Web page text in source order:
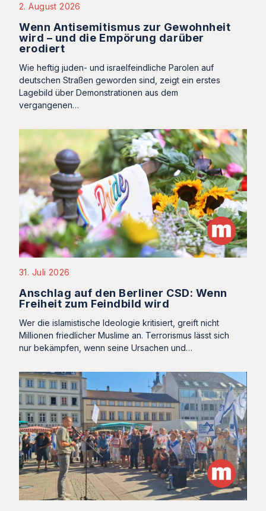
2. August 2026
Wenn Antisemitismus zur Gewohnheit
wird – und die Empörung darüber
erodiert
Wie heftig juden- und israelfeindliche Parolen auf
deutschen Straßen geworden sind, zeigt ein erstes
Lagebild über Demonstrationen aus dem
vergangenen…
31. Juli 2026
Anschlag auf den Berliner CSD: Wenn
Freiheit zum Feindbild wird
Wer die islamistische Ideologie kritisiert, greift nicht
Millionen friedlicher Muslime an. Terrorismus lässt sich
nur bekämpfen, wenn seine Ursachen und…